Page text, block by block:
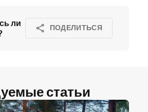
ли
ПОДЕЛИТЬСЯ
статьи